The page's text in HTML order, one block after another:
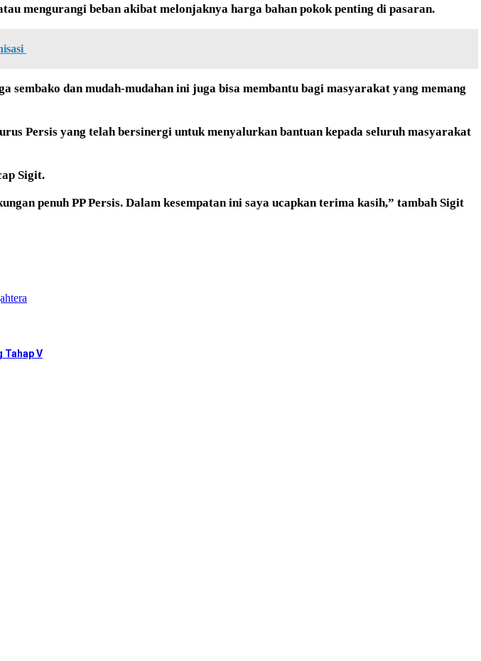
mengurangi beban akibat melonjaknya harga bahan pokok penting di pasaran.
dan mudah-mudahan ini juga bisa membantu bagi masyarakat yang memang
Persis yang telah bersinergi untuk menyalurkan bantuan kepada seluruh masyarakat
Sigit.
penuh PP Persis. Dalam kesempatan ini saya ucapkan terima kasih,” tambah Sigit
Tahap V